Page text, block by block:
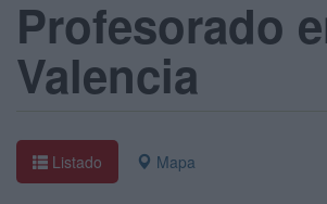
Profesorado
Valencia
Listado Mapa